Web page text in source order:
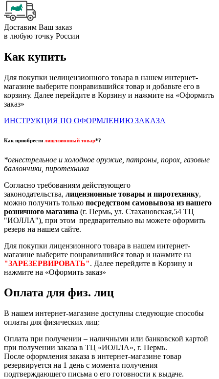
Доставим Ваш заказ
в любую точку России
Как купить
Для покупки нелицензионного товара в нашем интернет-
магазине выберите понравившийся товар и добавьте его в
корзину. Далее перейдите в Корзину и нажмите на «Оформить
заказ»
ИНСТРУКЦИЯ ПО ОФОРМЛЕНИЮ ЗАКАЗА
Как приобрести лицензионный товар*?
*огнестрельное и холодное оружие, патроны, порох, газовые
баллончики, пиротехника
Согласно требованиям действующего
законодательства, лицензионные товары и пиротехнику,
можно получить только посредством самовывоза из нашего
розничного магазина (г. Пермь, ул. Стахановская,54 ТЦ
"ИОЛЛА"), при этом предварительно вы можете оформить
резерв на нашем сайте.
Для покупки лицензионного товара в нашем интернет-
магазине выберите понравившийся товар и нажмите на
"ЗАРЕЗЕРВИРОВАТЬ". Далее перейдите в Корзину и
нажмите на «Оформить заказ»
Оплата для физ. лиц
В нашем интернет-магазине доступны следующие способы
оплаты для физических лиц:
Оплата при получении – наличными или банковской картой
при получении заказа в ТЦ «ИОЛЛА», г. Пермь.
После оформления заказа в интернет-магазине товар
резервируется на 1 день с момента получения
подтверждающего письма о его готовности к выдаче.